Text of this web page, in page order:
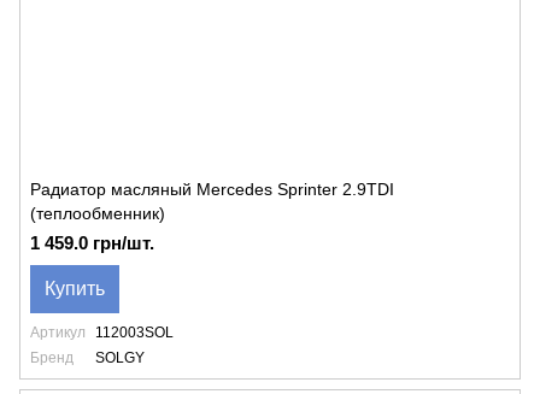
Радиатор масляный Mercedes Sprinter 2.9TDI
(теплообменник)
1 459.0 грн/шт.
Купить
Артикул
112003SOL
Бренд
SOLGY